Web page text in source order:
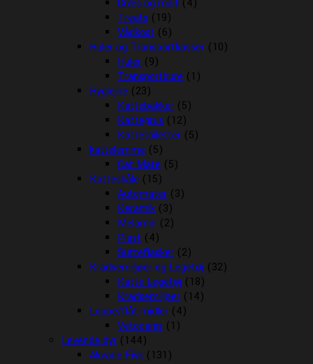
Græs og malt (4)
Treats (19)
Vådkost (6)
Huler og Transportkasser (10)
Huler (9)
Transportbure (1)
Hygiejne (23)
Kattebakker (5)
Kattegrus (12)
Kattetoiletter (5)
kattelemme (5)
Cat Mate (5)
Katteskåle (15)
Automater (3)
Keramik (3)
Melamin (2)
Plast (4)
Sutteflasker (2)
Kradsemiljøer og Legetøj (32)
Katte Legetøj (18)
Kradsemiljøer (14)
Loppe/flåt midler (4)
Vetocanis (1)
Levende dyr (144)
Akvarie Fisk (131)